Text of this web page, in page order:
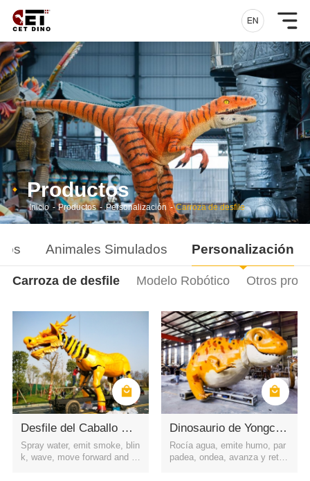
Productos
Inicio - Productos - Personalización - Carroza de desfile
Animales Simulados Personalización
Carroza de desfile Modelo Robótico Otros
Desfile del Caballo Dragón
Spray water, emit smoke, blin
k, wave, move forward and b
Dinosaurio de Yongchuan
Rocía agua, emite humo, par
padea, ondea, avanza y retro